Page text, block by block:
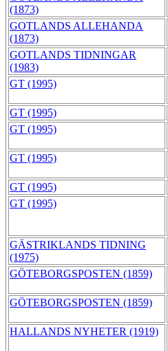
(1873)
GOTLANDS ALLEHANDA
(1873)
GOTLANDS TIDNINGAR
(1983)
GT (1995)
GT (1995)
GT (1995)
GT (1995)
GT (1995)
GT (1995)
GÄSTRIKLANDS TIDNING
(1975)
GÖTEBORGSPOSTEN (1859)
GÖTEBORGSPOSTEN (1859)
HALLANDS NYHETER (1919)